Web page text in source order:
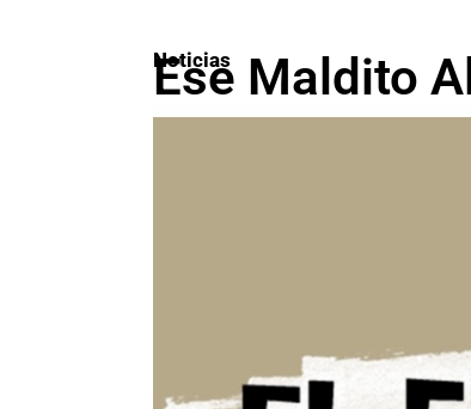
Noticias
Ese Maldito